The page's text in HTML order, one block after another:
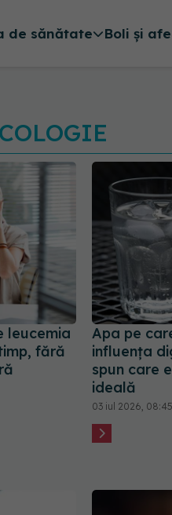
de sănătate Boli și
leucemia
fără
Apa pe
influența
spun care
ideală
03 iul 2026, 08:45